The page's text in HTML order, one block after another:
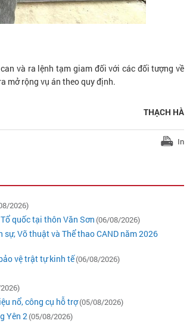
và ra lệnh tạm giam đối với các đối tượng về
mở rộng vụ án theo quy định.
THẠCH HÀ
In
2026)
quốc tại thôn Văn Sơn (06/08/2026)
Võ thuật và Thể thao CAND năm 2026
vệ trật tự kinh tế(06/08/2026)
nổ, công cụ hỗ trợ(05/08/2026)
Yên 2(05/08/2026)